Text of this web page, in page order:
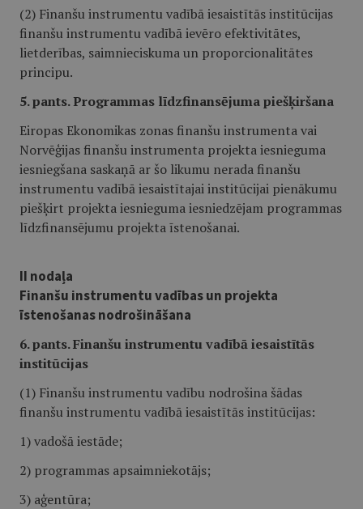
(2) Finanšu instrumentu vadībā iesaistītās institūcijas
finanšu instrumentu vadībā ievēro efektivitātes,
lietderības, saimnieciskuma un proporcionalitātes
principu.
5. pants. Programmas līdzfinansējuma piešķiršana
Eiropas Ekonomikas zonas finanšu instrumenta vai
Norvēģijas finanšu instrumenta projekta iesnieguma
iesniegšana saskaņā ar šo likumu nerada finanšu
instrumentu vadībā iesaistītajai institūcijai pienākumu
piešķirt projekta iesnieguma iesniedzējam programmas
līdzfinansējumu projekta īstenošanai.
II nodaļa
Finanšu instrumentu vadības un projekta
īstenošanas nodrošināšana
6. pants. Finanšu instrumentu vadībā iesaistītās
institūcijas
(1) Finanšu instrumentu vadību nodrošina šādas
finanšu instrumentu vadībā iesaistītās institūcijas:
1) vadošā iestāde;
2) programmas apsaimniekotājs;
3) aģentūra;